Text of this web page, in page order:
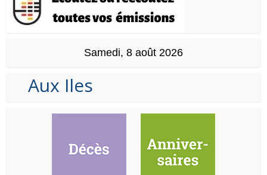
Samedi, 8 août 2026
Aux Iles